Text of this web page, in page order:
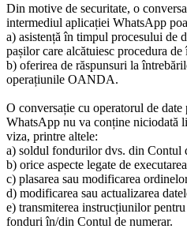
Din motive de securitate, o
intermediul aplicației WhatsApp
a) asistență în timpul procesului de
pașilor care alcătuiesc procedura de
b) oferirea de răspunsuri la
operațiunile OANDA.
O conversație cu operatorul de
WhatsApp nu va conține niciodată
viza, printre altele:
a) soldul fondurilor dvs. din Contul
b) orice aspecte legate de
c) plasarea sau modificarea
d) modificarea sau actualizarea
e) transmiterea instrucțiunilor
fonduri în/din Contul de numerar.